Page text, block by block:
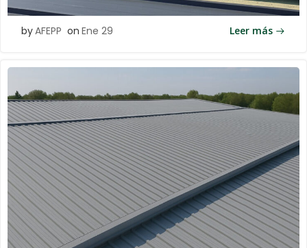
byAFEPP on Ene 29 Leer más